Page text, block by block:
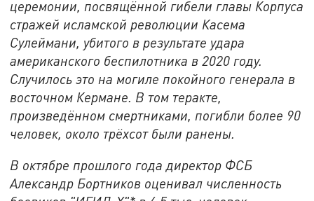
церемонии, посвящённой гибели главы Корпуса
стражей исламской революции Касема
Сулеймани, убитого в результате удара
американского беспилотника в 2020 году.
Случилось это на могиле покойного генерала в
восточном Кермане. В том теракте,
произведённом смертниками, погибли более 90
человек, около трёхсот были ранены.
В октябре прошлого года директор ФСБ
Александр Бортников оценивал численность